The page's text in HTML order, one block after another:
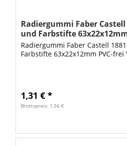
Radiergummi Faber
und Farbstifte
Radiergummi Faber Castell
Farbstifte 63x22x12mm PVC-frei
1,31 € *
Bruttopreis: 1,56 €